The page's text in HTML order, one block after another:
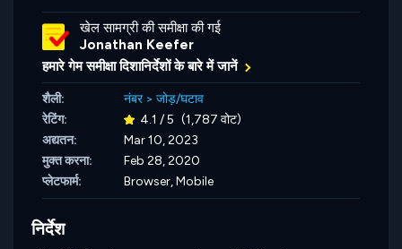
खेल सामग्री की समीक्षा की गई
Jonathan Keefer
हमारे गेम समीक्षा दिशानिर्देशों के बारे में जानें
शैली: नंबर> जोड़/घटाव
रेटिंग:
4.1 / 5 (1,787 वोट)
अद्यतन:
Mar 10, 2023
मुक्त करना:
Feb 28, 2020
प्लेटफार्म:
Browser, Mobile
निर्देश